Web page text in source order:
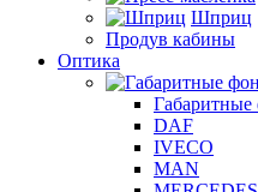
Шприц
Продув кабины
Оптика
DAF
IVECO
MAN